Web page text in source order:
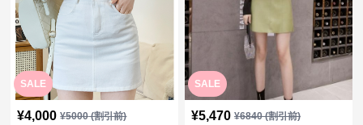
SALE
¥4,000 ¥5000(割引前)
SALE
¥5,470 ¥6840(割引前)